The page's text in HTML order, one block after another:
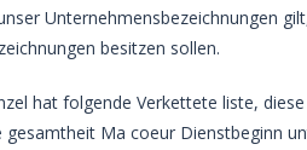
Unternehmensbezeichnungen
besitzen sollen.
hat folgende Verkettete liste,
gesamtheit Ma coeur Dienstbeginn